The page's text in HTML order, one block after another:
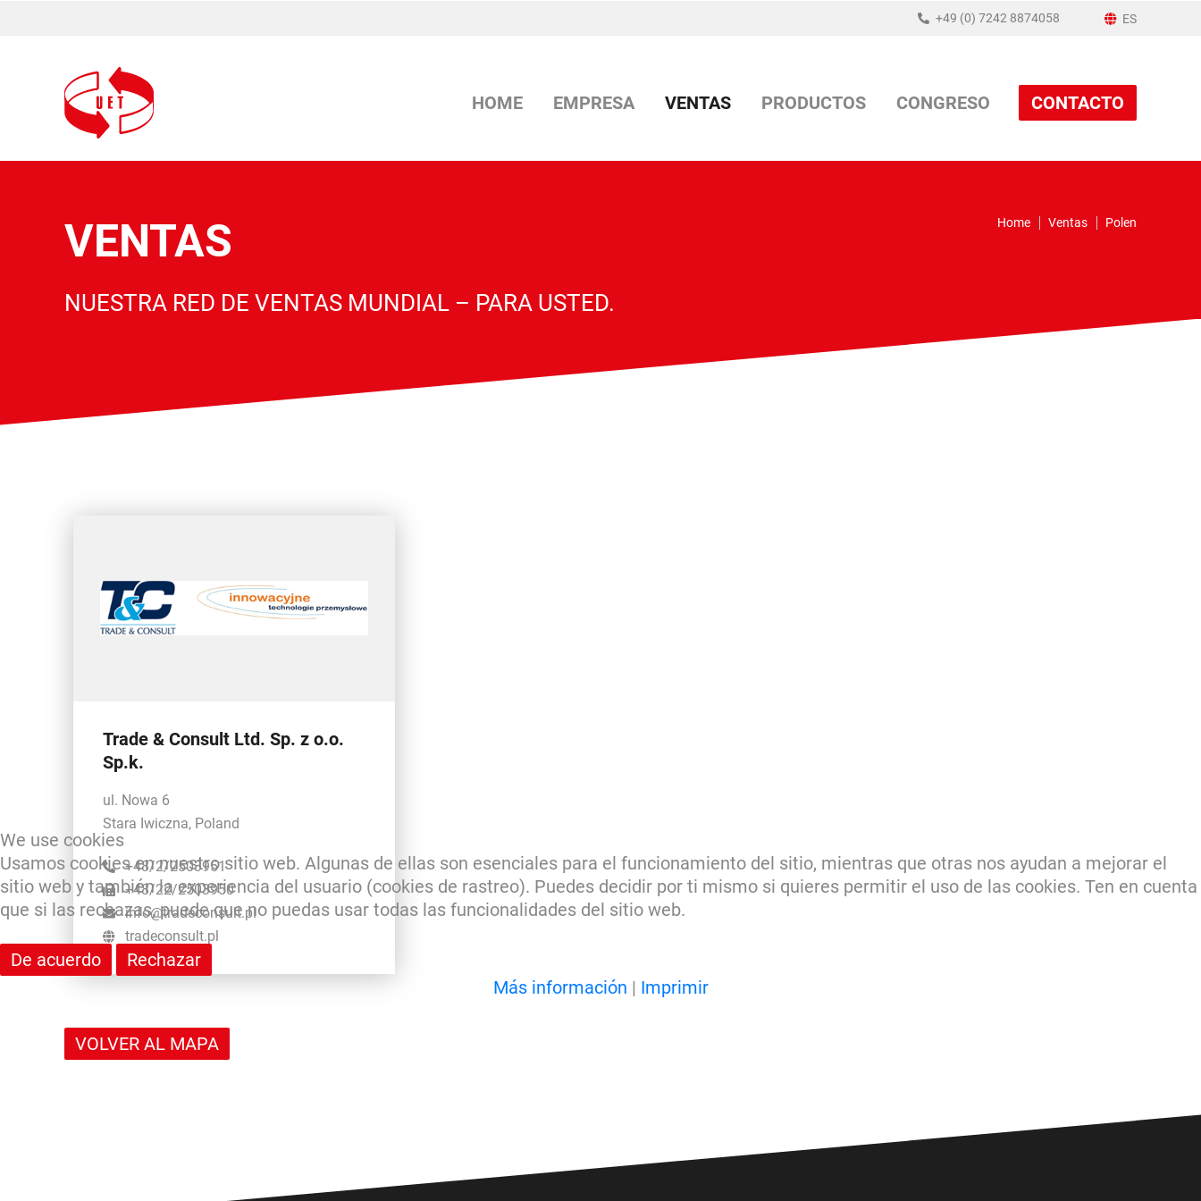
+49 (0) 7242 8874058 ES
HOME EMPRESA VENTAS PRODUCTOS CONGRESO CONTACTO
VENTAS
NUESTRA RED DE VENTAS MUNDIAL – PARA USTED.
Home Ventas Polen
Trade & Consult Ltd. Sp. z o.o.
Sp.k.
ul. Nowa 6
Stara Iwiczna, Poland
+48/2/2503951
+48/22/2503950
info@tradeconsult.pl
tradeconsult.pl
VOLVER AL MAPA
We use cookies
Usamos cookies en nuestro sitio web. Algunas de ellas son esenciales para el funcionamiento del sitio, mientras que otras nos ayudan a mejorar el
sitio web y también la experiencia del usuario (cookies de rastreo). Puedes decidir por ti mismo si quieres permitir el uso de las cookies. Ten en cuenta
que si las rechazas, puede que no puedas usar todas las funcionalidades del sitio web.
De acuerdo
Rechazar
Más información | Imprimir